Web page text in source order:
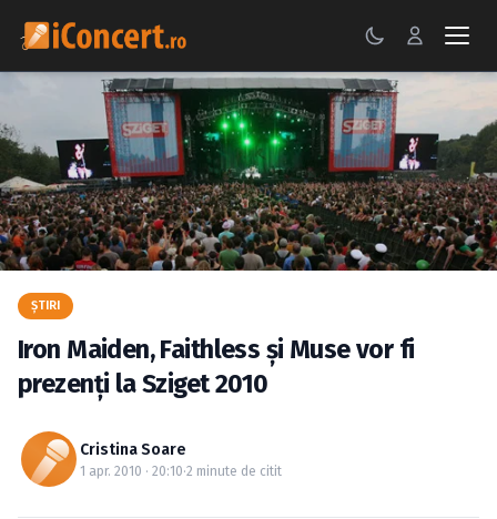
FESTIVALURI
PETRECERI
ŞTIRI
RECENZII
GALERII FOTO
BILETE
Autentificare
ŞTIRI
Iron Maiden, Faithless şi Muse vor fi
prezenţi la Sziget 2010
Cristina Soare
1 apr. 2010 · 20:10·2 minute de citit